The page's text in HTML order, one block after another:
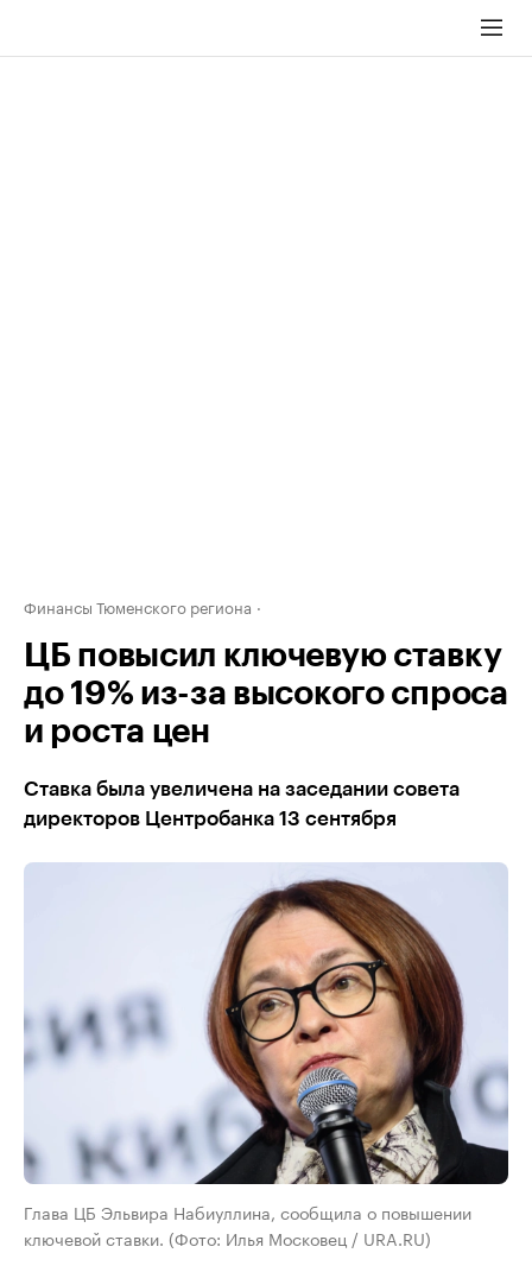
Финансы Тюменского региона
ЦБ повысил ключевую ставку
до 19% из-за высокого спроса
и роста цен
Ставка была увеличена на заседании совета
директоров Центробанка 13 сентября
Глава ЦБ Эльвира Набиуллина, сообщила о повышении
ключевой ставки. (Фото: Илья Московец / URA.RU)